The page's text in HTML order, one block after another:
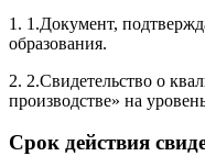
1. 1.Документ,
образования.
2. 2.Свидетельство о
производстве» на
Срок действия